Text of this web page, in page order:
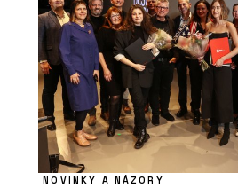
PRODUKTY
Série dlaždic RAVE -
NOVINKY A NÁZORY